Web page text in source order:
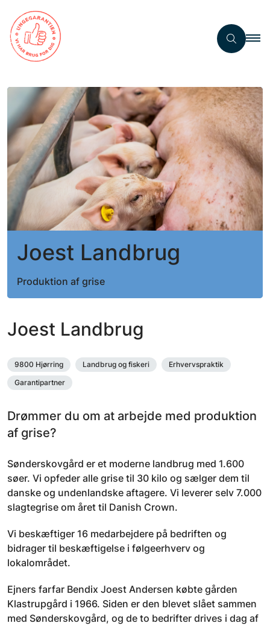
Joest Landbrug
Produktion af grise
Joest Landbrug
9800 Hjørring Landbrug og fiskeri
Erhvervspraktik
Garantipartner
Drømmer du om at arbejde med produktion
af grise?
Sønderskovgård er et moderne landbrug med 1.600
søer. Vi opfeder alle grise til 30 kilo og sælger dem til
danske og undenlandske aftagere. Vi leverer selv 7.000
slagtegrise om året til Danish Crown.
Vi beskæftiger 16 medarbejdere på bedriften og
bidrager til beskæftigelse i følgeerhverv og
lokalområdet.
Ejners farfar Bendix Joest Andersen købte gården
Klastrupgård i 1966. Siden er den blevet slået sammen
med Sønderskovgård, og de to bedrifter drives i dag af